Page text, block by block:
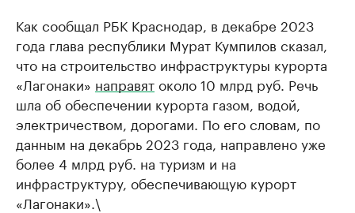
Как сообщал РБК Краснодар, в декабре 2023
года глава республики Мурат Кумпилов сказал,
что на строительство инфраструктуры курорта
«Лагонаки» направятоколо 10 млрд руб. Речь
шла об обеспечении курорта газом, водой,
электричеством, дорогами. По его словам, по
данным на декабрь 2023 года, направлено уже
более 4 млрд руб. на туризм и на
инфраструктуру, обеспечивающую курорт
«Лагонаки».\